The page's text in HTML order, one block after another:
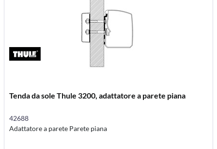
Tenda da sole Thule 3200, adattatore a parete piana
42688
Adattatore a parete Parete piana